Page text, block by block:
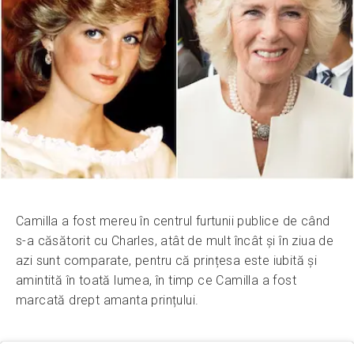
Camilla a fost mereu în centrul furtunii publice de când
s-a căsătorit cu Charles, atât de mult încât și în ziua de
azi sunt comparate, pentru că prințesa este iubită și
amintită în toată lumea, în timp ce Camilla a fost
marcată drept amanta prințului.